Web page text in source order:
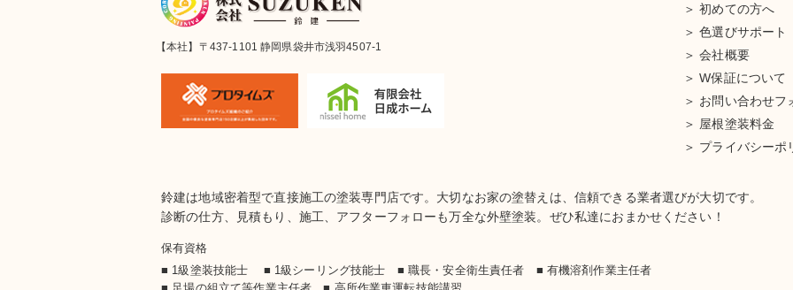
【本社】〒437-1101 静岡県袋井市浅羽4507-1
初めての方へ
色選びサポート
会社概要
W保証について
お問い合わせフ
屋根塗装料金
プライバシーポ
鈴建は地域密着型で直接施工の塗装専門店です。大切なお家の塗替えは、信頼できる業者選びが大切です。
診断の仕方、見積もり、施工、アフターフォローも万全な外壁塗装。ぜひ私達におまかせください！
保有資格
■ 1級塗装技能士 ■ 1級シーリング技能士 ■ 職長・安全衛生責任者 ■ 有機溶剤作業主任者